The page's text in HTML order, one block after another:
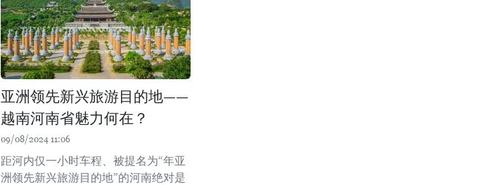
亚洲领先新兴旅游目的地——
越南河南省魅力何在？
09/08/2024 11:06
距河内仅一小时车程、被提名为“年亚
洲领先新兴旅游目的地”的河南绝对是